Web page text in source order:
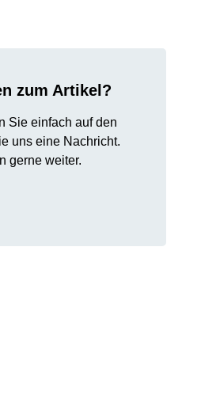
zum Artikel?
Sie einfach auf den
uns eine Nachricht.
gerne weiter.